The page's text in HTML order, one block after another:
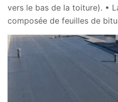
vers le bas de la toiture). •
composée de feuilles de